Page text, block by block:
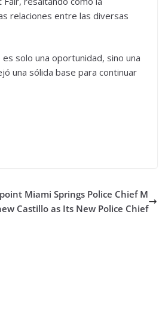
relaciones entre las diversas
solo una oportunidad, sino una
una sólida base para continuar
Miami Springs Police Chief M
Castillo as Its New Police Chief